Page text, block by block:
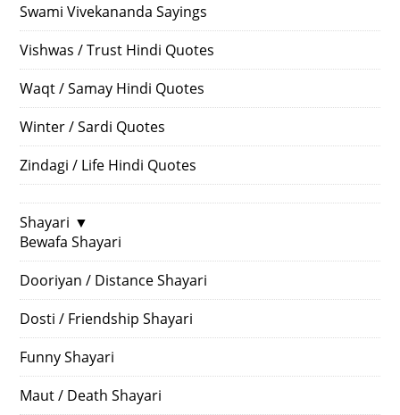
Swami Vivekananda Sayings
Vishwas / Trust Hindi Quotes
Waqt / Samay Hindi Quotes
Winter / Sardi Quotes
Zindagi / Life Hindi Quotes
Shayari ▼
Bewafa Shayari
Dooriyan / Distance Shayari
Dosti / Friendship Shayari
Funny Shayari
Maut / Death Shayari